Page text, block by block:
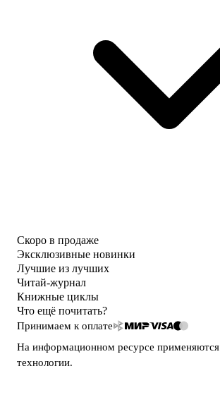
Скоро в продаже
Эксклюзивные новинки
Лучшие из лучших
Читай-журнал
Книжные циклы
Что ещё почитать?
Принимаем к оплате
На информационном ресурсе применяются
технологии.